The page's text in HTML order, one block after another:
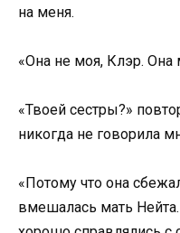
на меня.
«Она не моя, Клэр. Она
«Твоей сестры?»
никогда не говорила
«Потому что она
вмешалась мать